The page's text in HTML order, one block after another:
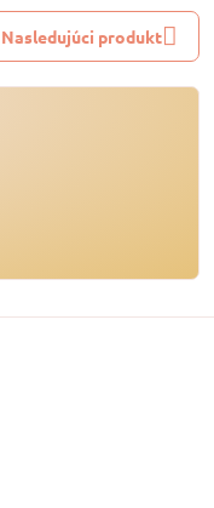
Nasledujúci produkt